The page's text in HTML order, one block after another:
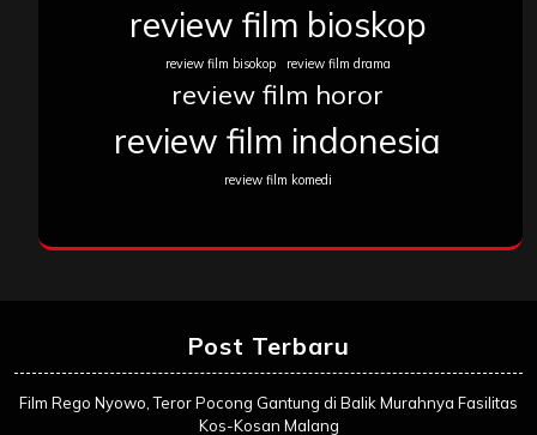
review film bioskop
review film bisokop review film drama
review film horor
review film indonesia
review film komedi
Post Terbaru
Film Rego Nyowo, Teror Pocong Gantung di Balik Murahnya Fasilitas
Kos-Kosan Malang